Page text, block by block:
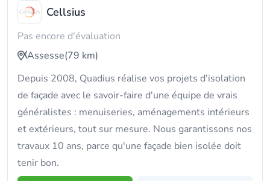
Cellsius
Pas encore d'évaluation
Assesse(79 km)
Depuis 2008, Quadius réalise vos projets d'isolation
de façade avec le savoir-faire d'une équipe de vrais
généralistes : menuiseries, aménagements intérieurs
et extérieurs, tout sur mesure. Nous garantissons nos
travaux 10 ans, parce qu'une façade bien isolée doit
tenir bon.